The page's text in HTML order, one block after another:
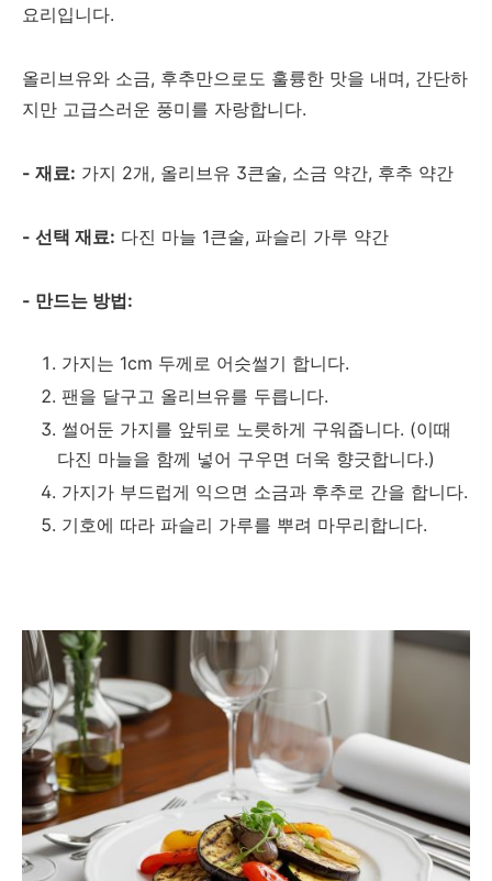
요리입니다.
올리브유와 소금, 후추만으로도 훌륭한 맛을 내며, 간단하
지만 고급스러운 풍미를 자랑합니다.
- 재료: 가지 2개, 올리브유 3큰술, 소금 약간, 후추 약간
- 선택 재료: 다진 마늘 1큰술, 파슬리 가루 약간
- 만드는 방법:
가지는 1cm 두께로 어슷썰기 합니다.
팬을 달구고 올리브유를 두릅니다.
썰어둔 가지를 앞뒤로 노릇하게 구워줍니다. (이때
다진 마늘을 함께 넣어 구우면 더욱 향긋합니다.)
가지가 부드럽게 익으면 소금과 후추로 간을 합니다.
기호에 따라 파슬리 가루를 뿌려 마무리합니다.